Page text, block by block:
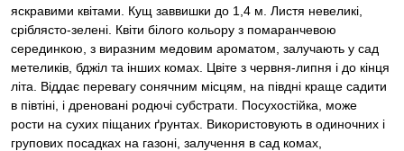
яскравими квітами. Кущ заввишки до 1,4 м. Листя невеликі,
сріблясто-зелені. Квіти білого кольору з помаранчевою
серединкою, з виразним медовим ароматом, залучають у сад
метеликів, бджіл та інших комах. Цвіте з червня-липня і до кінця
літа. Віддає перевагу сонячним місцям, на півдні краще садити
в півтіні, і дреновані родючі субстрати. Посухостійка, може
рости на сухих піщаних ґрунтах. Використовують в одиночних і
групових посадках на газоні, залучення в сад комах,